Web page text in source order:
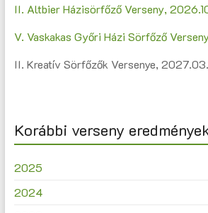
II. Altbier Házisörfőző Verseny,
V. Vaskakas Győri Házi Sörfőző
II. Kreatív Sörfőzők Versenye,
Korábbi verseny
2025
2024